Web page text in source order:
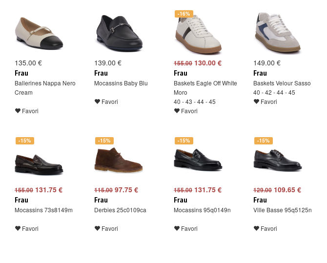
135.00 €
Frau
Ballerines Nappa Nero
Cream
Favori
139.00 €
Frau
Mocassins Baby Blu
Favori
-16%
155.00 130.00 €
Frau
Baskets Eagle Off White
Moro
40 - 43 - 44 - 45
Favori
149.00 €
Frau
Baskets Velour Sasso
40 - 42 - 44 - 45
Favori
-15%
155.00 131.75 €
Frau
Mocassins 73s8149m
Favori
-15%
115.00 97.75 €
Frau
Derbies 25c0109ca
Favori
-15%
155.00 131.75 €
Frau
Mocassins 95q0149n
Favori
-15%
129.00 109.65 €
Frau
Ville Basse 95q5125n
Favori